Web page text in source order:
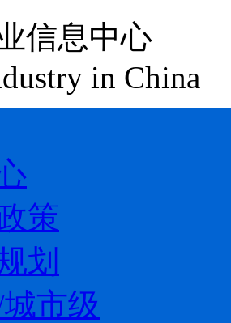
信息中心
in China
策
划
市级